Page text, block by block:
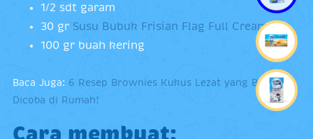
1/2 sdt garam
30 gr Susu Bubuk Frisian Flag Full Cream
100 gr buah kering
Baca Juga: 6 Resep Brownies Kukus Lezat yang Bisa
Dicoba di Rumah!
Cara membuat: